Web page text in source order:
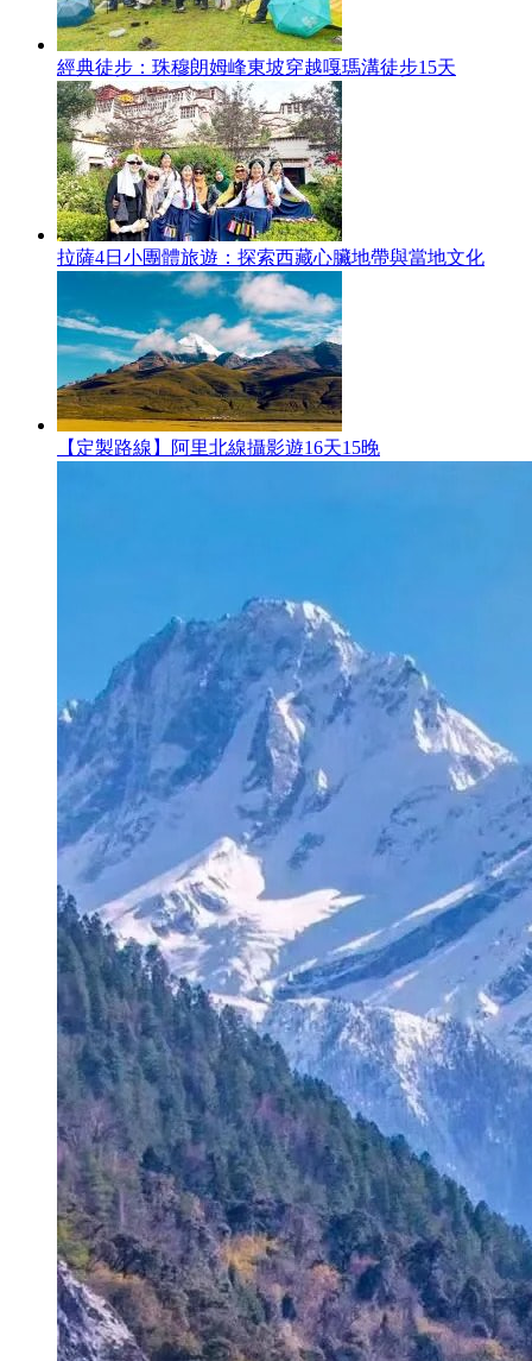
經典徒步：珠穆朗姆峰東坡穿越嘎瑪溝徒步15天
拉薩4日小團體旅遊：探索西藏心臟地帶與當地文化
【定製路線】阿里北線攝影遊16天15晚